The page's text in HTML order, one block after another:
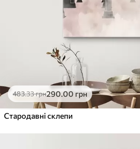
483.33грн290.00 грн
Стародавні склепи